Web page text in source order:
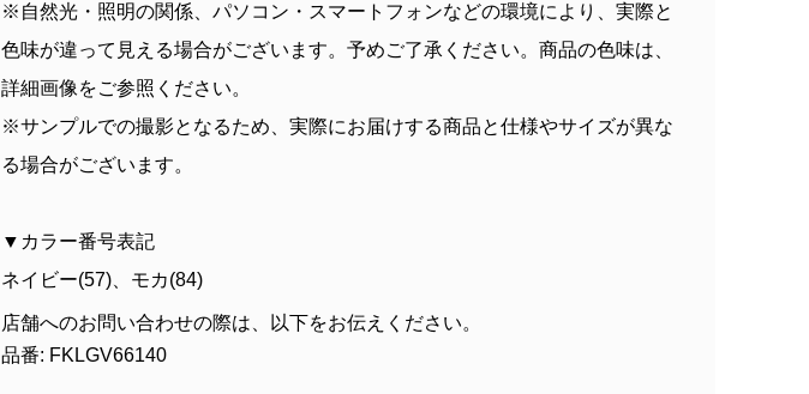
※自然光・照明の関係、パソコン・スマートフォンなどの環境により、実際と
色味が違って見える場合がございます。予めご了承ください。商品の色味は、
詳細画像をご参照ください。
※サンプルでの撮影となるため、実際にお届けする商品と仕様やサイズが異な
る場合がございます。
▼カラー番号表記
ネイビー(57)、モカ(84)
店舗へのお問い合わせの際は、以下をお伝えください。
品番: FKLGV66140